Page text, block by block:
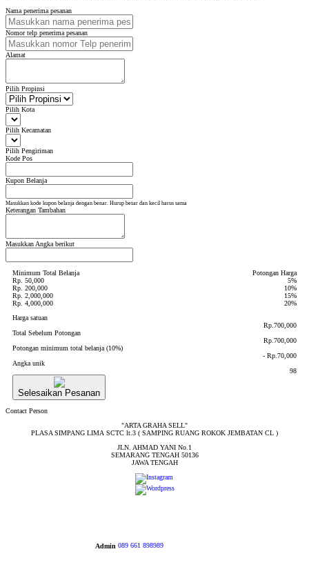
Nama penerima pesanan
Nomor telp penerima pesanan
Alamat
Pilih Propinsi
Pilih Kota
Pilih Kecamatan
Pilih Pengiriman
Kode Pos
Kupon Belanja
Masukkan kode kupon belanja dengan benar. Hurup besar dan kecil harus sama
Keterangan Tambahan
Masukkan Angka berikut
Minimum Total Belanja
Potongan Harga
Rp. 50,000
5%
Rp. 200,000
10%
Rp. 2,000,000
15%
Rp. 4,000,000
20%
Harga satuan
Rp.700,000
Total Sebelum Potongan
Rp.700,000
Potongan minimum total belanja (10%)
- Rp.70,000
Angka unik
98
Selesaikan Pesanan
Contact Person
"ARTA GRAHA SELL"
PLASA SIMPANG LIMA SCTC lt.3 ( SAMPING RUANG ROKOK JEMBATAN CL )
JLN. AHMAD YANI No.1
SEMARANG TENGAH 50136
JAWA TENGAH
Admin 089 661 898989